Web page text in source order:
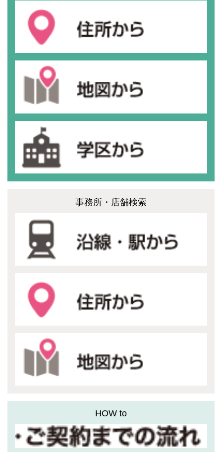
事務所・店舗検索
HOW to